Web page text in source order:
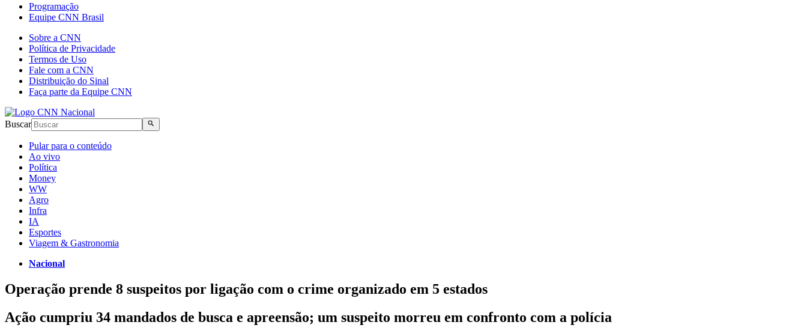
Programação
Equipe CNN Brasil
Sobre a CNN
Política de Privacidade
Termos de Uso
Fale com a CNN
Distribuição do Sinal
Faça parte da Equipe CNN
Buscar
Pular para o conteúdo
Ao vivo
Política
Money
WW
Agro
Infra
IA
Esportes
Viagem & Gastronomia
Nacional
Operação prende 8 suspeitos por ligação com o crime organizado em 5 estados
Ação cumpriu 34 mandados de busca e apreensão; um suspeito morreu em confronto com a polícia